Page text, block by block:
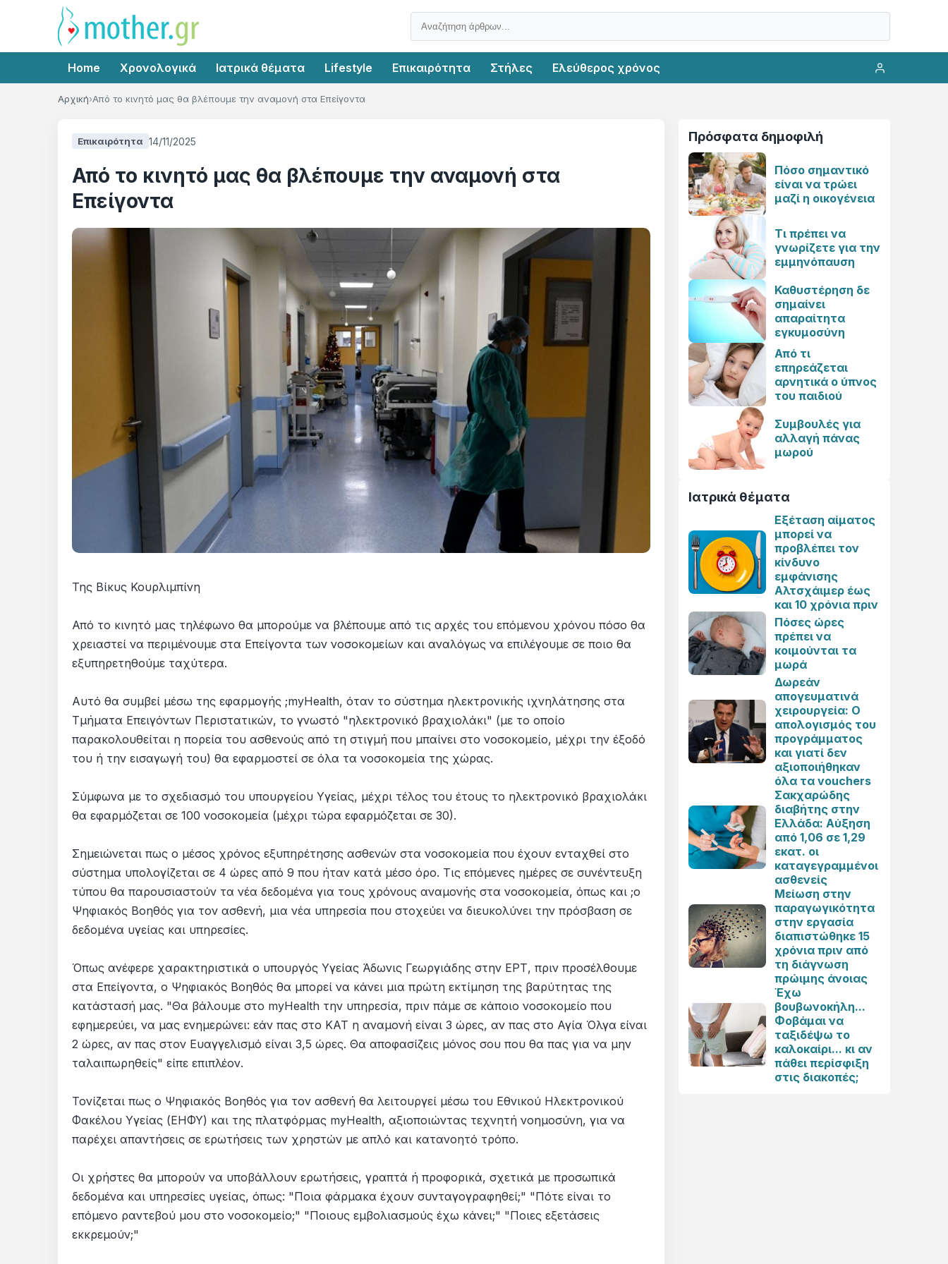
Home Χρονολογικά Ιατρικά θέματα Lifestyle Επικαιρότητα Στήλες Ελεύθερος χρόνος
Αρχική Από το κινητό μας θα βλέπουμε την αναμονή στα Επείγοντα
Επικαιρότητα 14/11/2025
Από το κινητό μας θα βλέπουμε την αναμονή στα
Επείγοντα
Της Βίκυς Κουρλιμπίνη
Από το κινητό μας τηλέφωνο θα μπορούμε να βλέπουμε από τις αρχές του επόμενου χρόνου πόσο θα
χρειαστεί να περιμένουμε στα Επείγοντα των νοσοκομείων και αναλόγως να επιλέγουμε σε ποιο θα
εξυπηρετηθούμε ταχύτερα.
Αυτό θα συμβεί μέσω της εφαρμογής ;myHealth, όταν το σύστημα ηλεκτρονικής ιχνηλάτησης στα
Τμήματα Επειγόντων Περιστατικών, το γνωστό "ηλεκτρονικό βραχιολάκι" (με το οποίο
παρακολουθείται η πορεία του ασθενούς από τη στιγμή που μπαίνει στο νοσοκομείο, μέχρι την έξοδό
του ή την εισαγωγή του) θα εφαρμοστεί σε όλα τα νοσοκομεία της χώρας.
Σύμφωνα με το σχεδιασμό του υπουργείου Υγείας, μέχρι τέλος του έτους το ηλεκτρονικό βραχιολάκι
θα εφαρμόζεται σε 100 νοσοκομεία (μέχρι τώρα εφαρμόζεται σε 30).
Σημειώνεται πως ο μέσος χρόνος εξυπηρέτησης ασθενών στα νοσοκομεία που έχουν ενταχθεί στο
σύστημα υπολογίζεται σε 4 ώρες από 9 που ήταν κατά μέσο όρο. Τις επόμενες ημέρες σε συνέντευξη
τύπου θα παρουσιαστούν τα νέα δεδομένα για τους χρόνους αναμονής στα νοσοκομεία, όπως και ;ο
Ψηφιακός Βοηθός για τον ασθενή, μια νέα υπηρεσία που στοχεύει να διευκολύνει την πρόσβαση σε
δεδομένα υγείας και υπηρεσίες.
Όπως ανέφερε χαρακτηριστικά ο υπουργός Υγείας Άδωνις Γεωργιάδης στην ΕΡΤ, πριν προσέλθουμε
στα Επείγοντα, ο Ψηφιακός Βοηθός θα μπορεί να κάνει μια πρώτη εκτίμηση της βαρύτητας της
κατάστασή μας. "Θα βάλουμε στο myHealth την υπηρεσία, πριν πάμε σε κάποιο νοσοκομείο που
εφημερεύει, να μας ενημερώνει: εάν πας στο ΚΑΤ η αναμονή είναι 3 ώρες, αν πας στο Αγία Όλγα είναι
2 ώρες, αν πας στον Ευαγγελισμό είναι 3,5 ώρες. Θα αποφασίζεις μόνος σου που θα πας για να μην
ταλαιπωρηθείς" είπε επιπλέον.
Τονίζεται πως ο Ψηφιακός Βοηθός για τον ασθενή θα λειτουργεί μέσω του Εθνικού Ηλεκτρονικού
Φακέλου Υγείας (ΕΗΦΥ) και της πλατφόρμας myHealth, αξιοποιώντας τεχνητή νοημοσύνη, για να
παρέχει απαντήσεις σε ερωτήσεις των χρηστών με απλό και κατανοητό τρόπο.
Οι χρήστες θα μπορούν να υποβάλλουν ερωτήσεις, γραπτά ή προφορικά, σχετικά με προσωπικά
δεδομένα και υπηρεσίες υγείας, όπως: "Ποια φάρμακα έχουν συνταγογραφηθεί;" "Πότε είναι το
επόμενο ραντεβού μου στο νοσοκομείο;" "Ποιους εμβολιασμούς έχω κάνει;" "Ποιες εξετάσεις
εκκρεμούν;"
Πρόσφατα δημοφιλή
Πόσο σημαντικό
είναι να τρώει
μαζί η οικογένεια
Τι πρέπει να
γνωρίζετε για την
εμμηνόπαυση
Καθυστέρηση δε
σημαίνει
απαραίτητα
εγκυμοσύνη
Από τι
επηρεάζεται
αρνητικά ο ύπνος
του παιδιού
Συμβουλές για
αλλαγή πάνας
μωρού
Ιατρικά θέματα
Εξέταση αίματος
μπορεί να
προβλέπει τον
κίνδυνο
εμφάνισης
Αλτσχάιμερ έως
και 10 χρόνια πριν
Πόσες ώρες
πρέπει να
κοιμούνται τα
μωρά
Δωρεάν
απογευματινά
χειρουργεία: Ο
απολογισμός του
προγράμματος
και γιατί δεν
αξιοποιήθηκαν
όλα τα vouchers
Σακχαρώδης
διαβήτης στην
Ελλάδα: Αύξηση
από 1,06 σε 1,29
εκατ. οι
καταγεγραμμένοι
ασθενείς
Μείωση στην
παραγωγικότητα
στην εργασία
διαπιστώθηκε 15
χρόνια πριν από
τη διάγνωση
πρώιμης άνοιας
Έχω
βουβωνοκήλη...
Φοβάμαι να
ταξιδέψω το
καλοκαίρι... κι αν
πάθει περίσφιξη
στις διακοπές;